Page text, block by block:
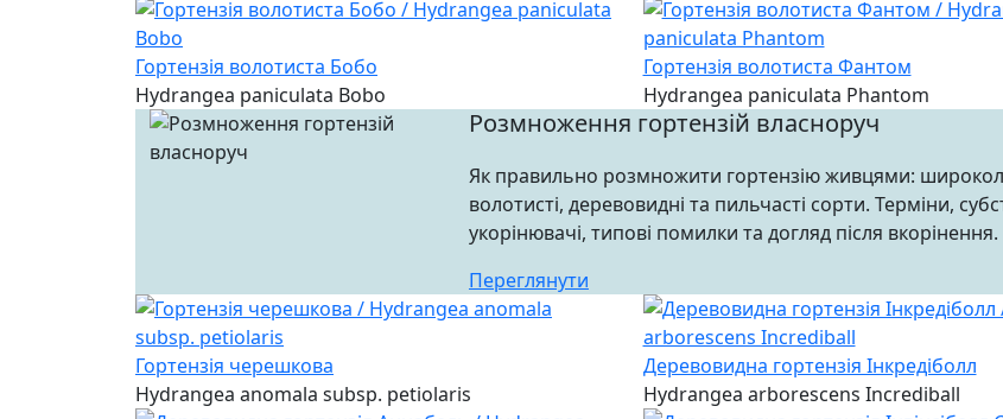
Гортензія волотиста Бобо
Hydrangea paniculata Bobo
Гортензія волотиста Фантом
Hydrangea paniculata Phantom
Розмноження гортензій власноруч
Як правильно розмножити гортензію живцями:
волотисті, деревовидні та пильчасті сорти. Терміни,
укорінювачі, типові помилки та догляд після вкорінення.
Переглянути
Гортензія черешкова
Hydrangea anomala subsp. petiolaris
Деревовидна гортензія Інкредіболл
Hydrangea arborescens Incrediball